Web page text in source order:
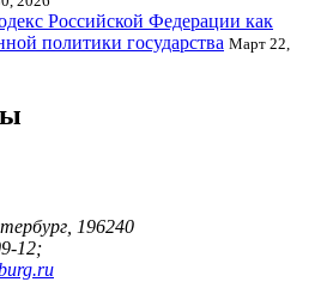
Российской Федерации как
политики государства Март 22,
196240
12;